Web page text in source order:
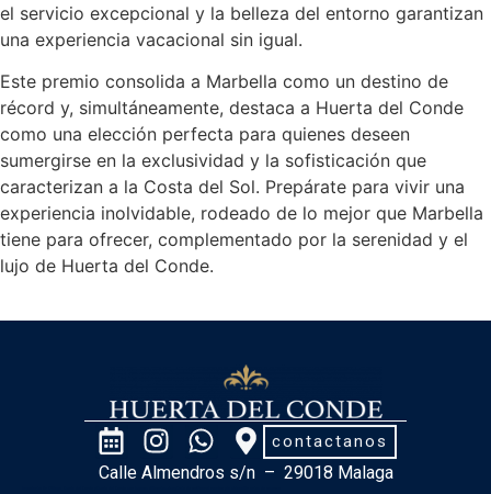
el servicio excepcional y la belleza del entorno garantizan
una experiencia vacacional sin igual.
Este premio consolida a Marbella como un destino de
récord y, simultáneamente, destaca a Huerta del Conde
como una elección perfecta para quienes deseen
sumergirse en la exclusividad y la sofisticación que
caracterizan a la Costa del Sol. Prepárate para vivir una
experiencia inolvidable, rodeado de lo mejor que Marbella
tiene para ofrecer, complementado por la serenidad y el
lujo de Huerta del Conde.
contactanos
Calle Almendros s/n – 29018 Malaga